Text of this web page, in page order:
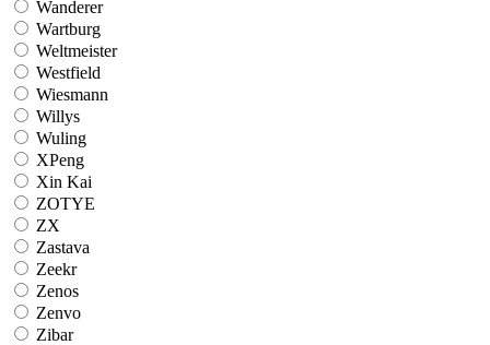
Wanderer
Wartburg
Weltmeister
Westfield
Wiesmann
Willys
Wuling
XPeng
Xin Kai
ZOTYE
ZX
Zastava
Zeekr
Zenos
Zenvo
Zibar